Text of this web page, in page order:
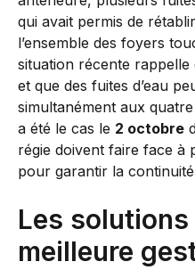
qui avait permis de
l’ensemble des foyers
situation récente rappelle
et que des fuites d’eau
simultanément aux
a été le cas le 2 octobre
régie doivent faire face à
pour garantir la
Les
meilleure